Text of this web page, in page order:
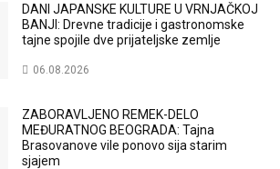
DANI JAPANSKE KULTURE U VRNJAČKOJ
BANJI: Drevne tradicije i gastronomske
tajne spojile dve prijateljske zemlje
06.08.2026
ZABORAVLJENO REMEK-DELO
MEĐURATNOG BEOGRADA: Tajna
Brasovanove vile ponovo sija starim
sjajem